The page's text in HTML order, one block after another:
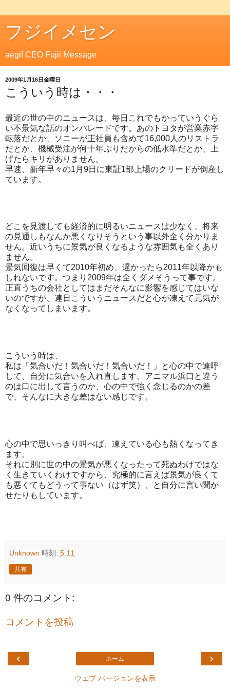
フジイメセン
aegif CEO Fujii Message
2009年1月16日金曜日
こういう時は・・・
最近の世の中のニュースは、毎日これでもかっていうぐら
い不景気な話のオンパレードです。あのトヨタが営業赤字
転落だとか、ソニーが正社員も含めて16,000人のリストラ
だとか、機械受注が何十年ぶりだからの低水準だとか、上
げたらキリがありません。
早速、新年早々の1月9日に東証1部上場のクリードが倒産し
ています。
どこを見渡しても経済的に明るいニュースは少なく、将来
の見通しもなんか悪くなりそうという事以外全く分かりま
せん。近いうちに景気が良くなるような雰囲気も全くあり
ません。
景気回復は早くて2010年初め、遅かったら2011年以降かも
しれないです。つまり2009年は全くダメそうって事です。
正直うちの会社としてはまだそんなに影響を感じてはいな
いのですが、連日こういうニュースだと心が凍えて元気が
なくなってしまいます。
こういう時は、
私は「気合いだ！気合いだ！気合いだ！」と心の中で連呼
して、自分に気合いを入れ直します。アニマル浜口と違う
のは口に出して言うのか、心の中で強く念じるのかの差
で、そんなに大きな差はない感じです。
心の中で思いっきり叫べば、凍えている心も熱くなってき
ます。
それに別に世の中の景気が悪くなったって死ぬわけではな
く生きていくわけですから、究極的に言えば景気が良くて
も悪くてもどうって事ない（はず笑）、と自分に言い聞か
せたりもしています。
Unknown 時刻: 5:11
共有
0 件のコメント:
コメントを投稿
‹ ›
ホーム
ウェブ バージョンを表示